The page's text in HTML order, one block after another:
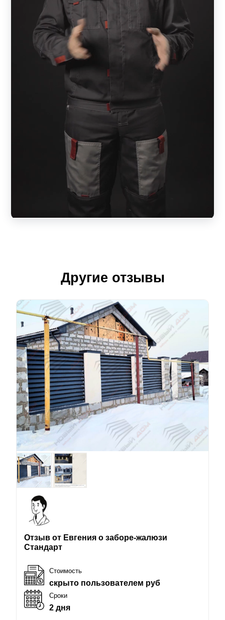
Другие отзывы
Отзыв от Евгения о заборе-жалюзи
Стандарт
Стоимость
скрыто пользователем руб
Сроки
2 дня